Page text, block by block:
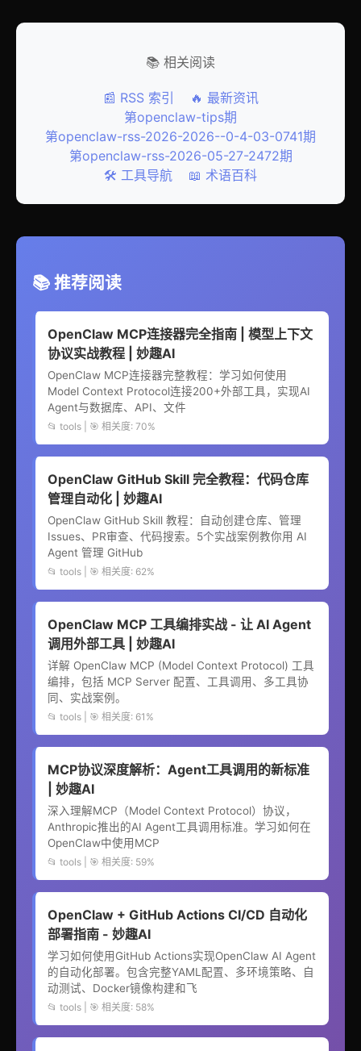
📚 相关阅读
📰 RSS 索引
🔥 最新资讯
第openclaw-tips期
第openclaw-rss-2026-2026--0-4-03-0741期
第openclaw-rss-2026-05-27-2472期
🛠️ 工具导航
📖 术语百科
📚 推荐阅读
OpenClaw MCP连接器完全指南 | 模型上下文
协议实战教程 | 妙趣AI
OpenClaw MCP连接器完整教程：学习如何使用
Model Context Protocol连接200+外部工具，实现AI
Agent与数据库、API、文件
📂 tools | 🎯 相关度: 70%
OpenClaw GitHub Skill 完全教程：代码仓库
管理自动化 | 妙趣AI
OpenClaw GitHub Skill 教程：自动创建仓库、管理
Issues、PR审查、代码搜索。5个实战案例教你用 AI
Agent 管理 GitHub
📂 tools | 🎯 相关度: 62%
OpenClaw MCP 工具编排实战 - 让 AI Agent
调用外部工具 | 妙趣AI
详解 OpenClaw MCP (Model Context Protocol) 工具
编排，包括 MCP Server 配置、工具调用、多工具协
同、实战案例。
📂 tools | 🎯 相关度: 61%
MCP协议深度解析：Agent工具调用的新标准
| 妙趣AI
深入理解MCP（Model Context Protocol）协议，
Anthropic推出的AI Agent工具调用标准。学习如何在
OpenClaw中使用MCP
📂 tools | 🎯 相关度: 59%
OpenClaw + GitHub Actions CI/CD 自动化
部署指南 - 妙趣AI
学习如何使用GitHub Actions实现OpenClaw AI Agent
的自动化部署。包含完整YAML配置、多环境策略、自
动测试、Docker镜像构建和飞
📂 tools | 🎯 相关度: 58%